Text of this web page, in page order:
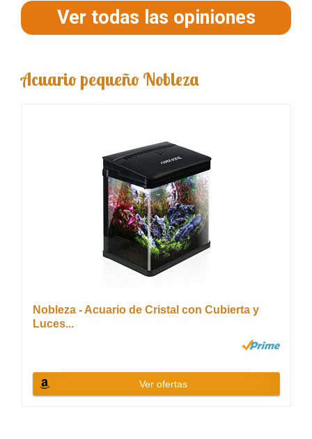
Ver todas las opiniones
Acuario pequeño Nobleza
Nobleza - Acuario de Cristal con Cubierta y
Luces...
Ver ofertas